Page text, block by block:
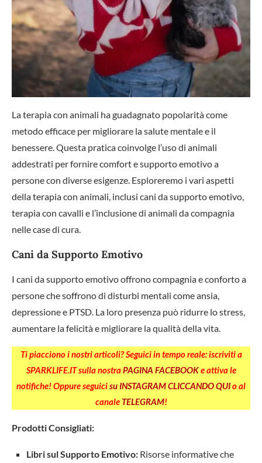
La terapia con animali ha guadagnato popolarità come
metodo efficace per migliorare la salute mentale e il
benessere. Questa pratica coinvolge l’uso di animali
addestrati per fornire comfort e supporto emotivo a
persone con diverse esigenze. Esploreremo i vari aspetti
della terapia con animali, inclusi cani da supporto emotivo,
terapia con cavalli e l’inclusione di animali da compagnia
nelle case di cura.
Cani da Supporto Emotivo
I cani da supporto emotivo offrono compagnia e conforto a
persone che soffrono di disturbi mentali come ansia,
depressione e PTSD. La loro presenza può ridurre lo stress,
aumentare la felicità e migliorare la qualità della vita.
Ti piacciono i nostri articoli? Seguici in tempo reale: iscriviti a
SPARKLIFE.IT sulla nostraPAGINA FACEBOOKe attiva le
notifiche! Oppure seguicisu INSTAGRAM CLICCANDO QUIo al
canale TELEGRAM!
Prodotti Consigliati:
Libri sul Supporto Emotivo: Risorse informative che